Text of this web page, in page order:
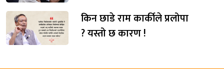
किन छाडे राम कार्कीले प्रलोपा
? यस्तो छ कारण !